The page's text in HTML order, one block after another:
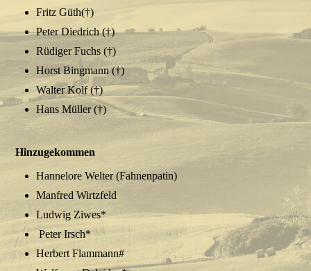
Fritz Güth(†)
Peter Diedrich (†)
Rüdiger Fuchs (†)
Horst Bingmann (†)
Walter Kolf (†)
Hans Müller (†)
Hinzugekommen
Hannelore Welter (Fahnenpatin)
Manfred Wirtzfeld
Ludwig Ziwes*
Peter Irsch*
Herbert Flammann#